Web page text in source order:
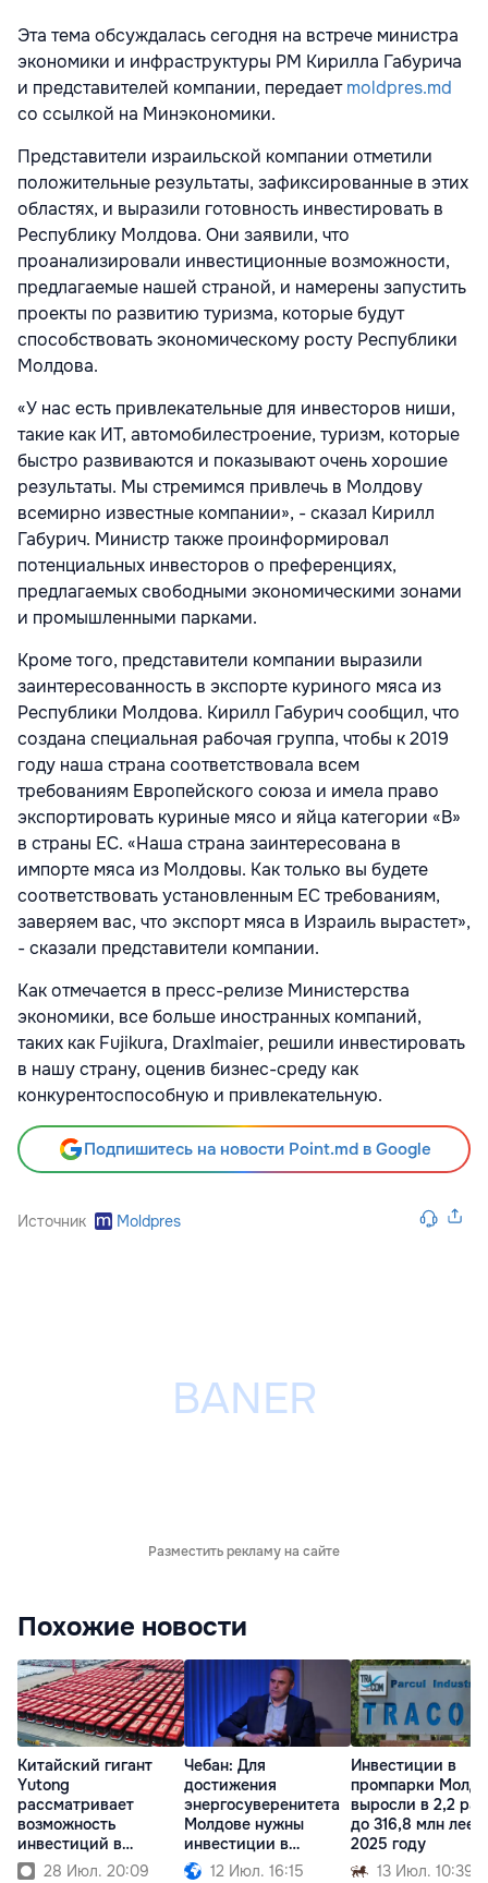
Эта тема обсуждалась сегодня на встрече министра
экономики и инфраструктуры РМ Кирилла Габурича
и представителей компании, передаетmoldpres.md
со ссылкой на Минэкономики.
Представители израильской компании отметили
положительные результаты, зафиксированные в этих
областях, и выразили готовность инвестировать в
Республику Молдова. Они заявили, что
проанализировали инвестиционные возможности,
предлагаемые нашей страной, и намерены запустить
проекты по развитию туризма, которые будут
способствовать экономическому росту Республики
Молдова.
«У нас есть привлекательные для инвесторов ниши,
такие как ИТ, автомобилестроение, туризм, которые
быстро развиваются и показывают очень хорошие
результаты. Мы стремимся привлечь в Молдову
всемирно известные компании», - сказал Кирилл
Габурич. Министр также проинформировал
потенциальных инвесторов о преференциях,
предлагаемых свободными экономическими зонами
и промышленными парками.
Кроме того, представители компании выразили
заинтересованность в экспорте куриного мяса из
Республики Молдова. Кирилл Габурич сообщил, что
создана специальная рабочая группа, чтобы к 2019
году наша страна соответствовала всем
требованиям Европейского союза и имела право
экспортировать куриные мясо и яйца категории «B»
в страны ЕС. «Наша страна заинтересована в
импорте мяса из Молдовы. Как только вы будете
соответствовать установленным ЕС требованиям,
заверяем вас, что экспорт мяса в Израиль вырастет»,
- сказали представители компании.
Как отмечается в пресс-релизе Министерства
экономики, все больше иностранных компаний,
таких как Fujikura, Draxlmaier, решили инвестировать
в нашу страну, оценив бизнес-среду как
конкурентоспособную и привлекательную.
Подпишитесь на новости Point.md в Google
Источник Moldpres
Разместить рекламу на сайте
Похожие новости
Китайский гигант
Yutong
рассматривает
возможность
инвестиций в
Республику Молдова
28 Июл. 20:09
Чебан: Для
достижения
энергосуверенитета
Молдове нужны
инвестиции в
миллиарды евро
12 Июл. 16:15
Инвестиции в
промпарки
выросли в 2,2
до 316,8 млн леев
2025 году
13 Июл. 10:39